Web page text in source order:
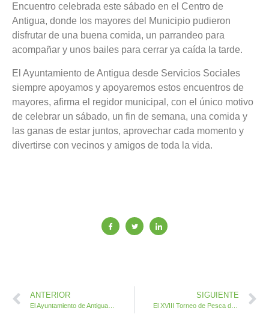
Encuentro celebrada este sábado en el Centro de
Antigua, donde los mayores del Municipio pudieron
disfrutar de una buena comida, un parrandeo para
acompañar y unos bailes para cerrar ya caída la tarde.
El Ayuntamiento de Antigua desde Servicios Sociales
siempre apoyamos y apoyaremos estos encuentros de
mayores, afirma el regidor municipal, con el único motivo
de celebrar un sábado, un fin de semana, una comida y
las ganas de estar juntos, aprovechar cada momento y
divertirse con vecinos y amigos de toda la vida.
ANTERIOR SIGUIENTE